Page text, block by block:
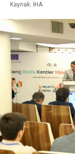
Kaynak: İHA